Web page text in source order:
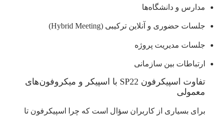
مدارس و دانشگاه‌ها
جلسات حضوری و آنلاین ترکیبی (Hybrid Meeting)
جلسات مدیریت پروژه
ارتباطات بین سازمانی
تفاوت اسپیکرفون SP22 با اسپیکر و میکروفون‌­های
معمولی
برای بسیاری از کاربران سؤال است که چرا اسپیکرفون تا